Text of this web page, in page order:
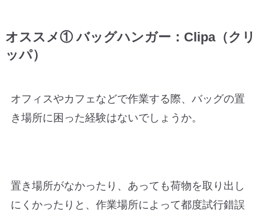
オススメ① バッグハンガー：Clipa（クリ
ッパ）
オフィスやカフェなどで作業する際、バッグの置
き場所に困った経験はないでしょうか。
置き場所がなかったり、あっても荷物を取り出し
にくかったりと、作業場所によって都度試行錯誤